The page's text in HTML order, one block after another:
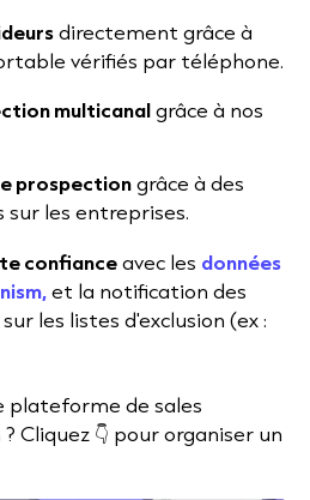
directement grâce à
vérifiés par téléphone.
multicanalgrâce à nos
prospectiongrâce à des
les entreprises.
confianceavec les données
et la notification des
les listes d'exclusion (ex :
plateforme de sales
Cliquez 👇 pour organiser un